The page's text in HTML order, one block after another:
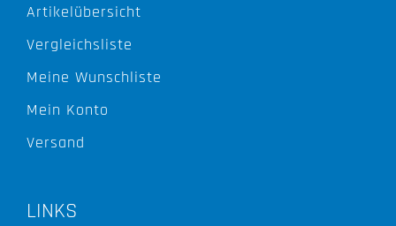
Artikelübersicht
Vergleichsliste
Meine Wunschliste
Mein Konto
Versand
LINKS